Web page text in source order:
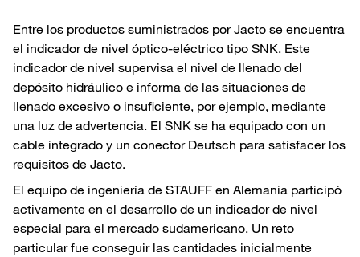
Entre los productos suministrados por Jacto se encuentra
el indicador de nivel óptico-eléctrico tipo SNK. Este
indicador de nivel supervisa el nivel de llenado del
depósito hidráulico e informa de las situaciones de
llenado excesivo o insuficiente, por ejemplo, mediante
una luz de advertencia. El SNK se ha equipado con un
cable integrado y un conector Deutsch para satisfacer los
requisitos de Jacto.
El equipo de ingeniería de STAUFF en Alemania participó
activamente en el desarrollo de un indicador de nivel
especial para el mercado sudamericano. Un reto
particular fue conseguir las cantidades inicialmente